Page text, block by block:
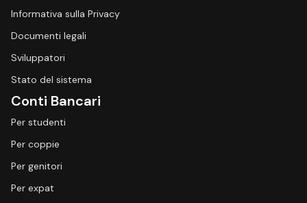
Informativa sulla Privacy
Documenti legali
Sviluppatori
Stato del sistema
Conti Bancari
Per studenti
Per coppie
Per genitori
Per expat